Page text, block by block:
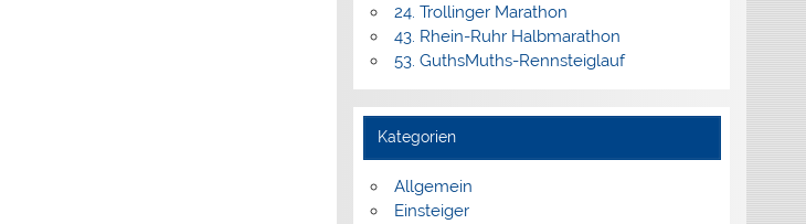
24. Trollinger Marathon
43. Rhein-Ruhr Halbmarathon
53. GuthsMuths-Rennsteiglauf
Kategorien
Allgemein
Einsteiger